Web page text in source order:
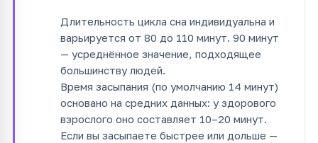
Длительность цикла сна индивидуальна и
варьируется от 80 до 110 минут. 90 минут
— усреднённое значение, подходящее
большинству людей.
Время засыпания (по умолчанию 14 минут)
основано на средних данных: у здорового
взрослого оно составляет 10–20 минут.
Если вы засыпаете быстрее или дольше —